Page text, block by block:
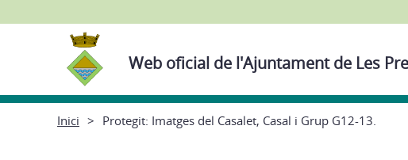
Web oficial de l'Ajuntament de Les
Inici Protegit: Imatges del Casalet, Casal i Grup G12-13.